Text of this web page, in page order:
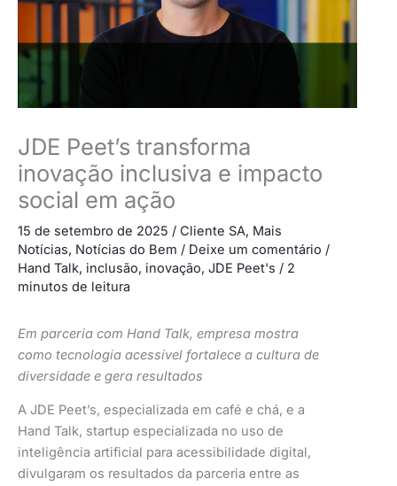
JDE Peet’s transforma
inovação inclusiva e impacto
social em ação
15 de setembro de 2025 / Cliente SA, Mais
Notícias, Notícias do Bem / Deixe um comentário /
Hand Talk, inclusão, inovação, JDE Peet's / 2
minutos de leitura
Em parceria com Hand Talk, empresa mostra
como tecnologia acessível fortalece a cultura de
diversidade e gera resultados
A JDE Peet’s, especializada em café e chá, e a
Hand Talk, startup especializada no uso de
inteligência artificial para acessibilidade digital,
divulgaram os resultados da parceria entre as